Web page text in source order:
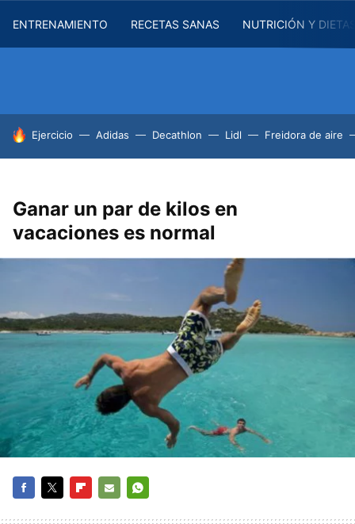
ENTRENAMIENTO RECETAS SANAS NUTRICIÓN Y
HOY SE HABLA DE
Ejercicio Adidas Decathlon Lidl Freidora de aire
Ganar un par de kilos en
vacaciones es normal